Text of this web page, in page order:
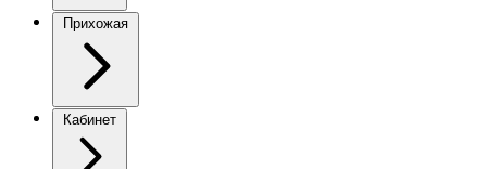
Прихожая
Кабинет